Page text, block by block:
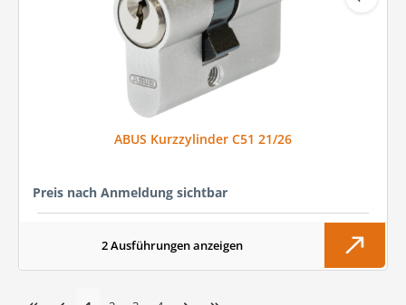
ABUS Kurzzylinder C51 21/26
Preis nach Anmeldung sichtbar
2 Ausführungen anzeigen